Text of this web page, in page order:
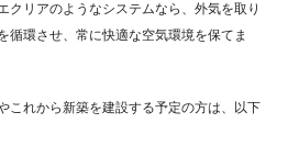
クリアのようなシステムなら、外気を取り
循環させ、常に快適な空気環境を保てま
これから新築を建設する予定の方は、以下